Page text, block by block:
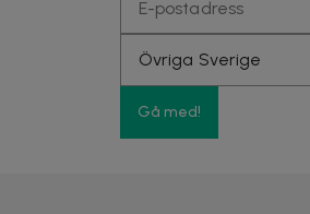
Gå med!